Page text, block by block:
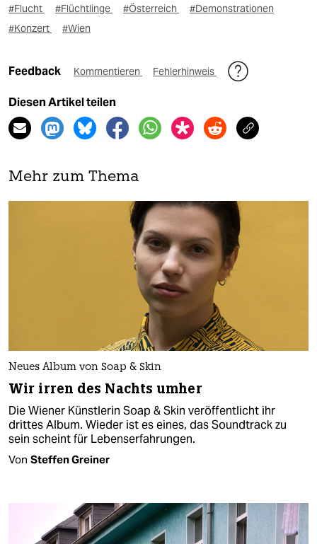
#Flucht #Flüchtlinge #Österreich
#Demonstrationen
#Konzert
#Wien
Feedback Kommentieren Fehlerhinweis
Diesen Artikel teilen
Mehr zum Thema
Neues Album von Soap & Skin
Wir irren des Nachts umher
Die Wiener Künstlerin Soap & Skin veröffentlicht ihr
drittes Album. Wieder ist es eines, das Soundtrack zu
sein scheint für Lebenserfahrungen.
Von Steffen Greiner